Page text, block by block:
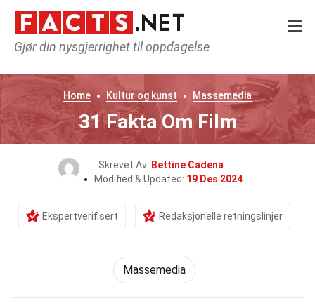
Gjør din nysgjerrighet til oppdagelse
Home Kultur og kunst Massemedia
31 Fakta Om Film
Skrevet Av: Bettine Cadena
Modified & Updated: 19 Des 2024
Ekspertverifisert Redaksjonelle retningslinjer
Massemedia